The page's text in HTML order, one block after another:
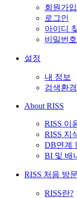
회원가입
로그인
아이디
비밀번호
설정
내 정보
검색환
About RISS
RISS 이
RISS 지
DB연계
BI 및 배
RISS 처음 방
RISS란?